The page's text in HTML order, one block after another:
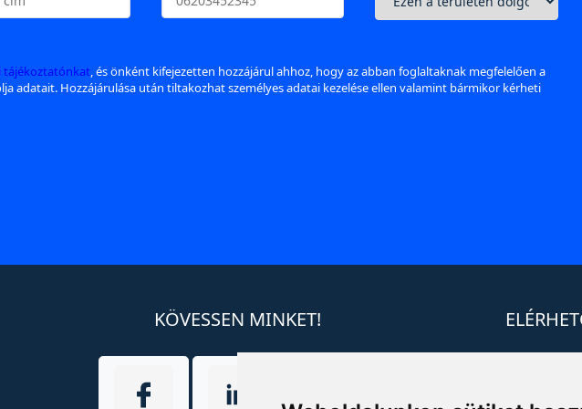
tájékoztatónkat, és önként kifejezetten hozzájárul ahhoz, hogy az abban foglaltaknak megfelelően a
adatait. Hozzájárulása után tiltakozhat személyes adatai kezelése ellen valamint bármikor kérheti
KÖVESSEN MINKET!